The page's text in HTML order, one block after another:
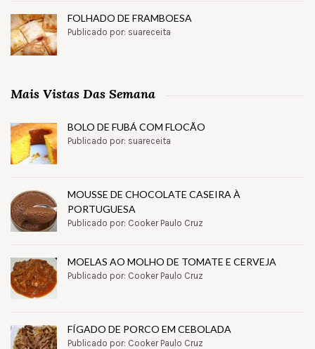
FOLHADO DE FRAMBOESA
Publicado por: suareceita
Mais Vistas Das Semana
BOLO DE FUBÁ COM FLOCÃO
Publicado por: suareceita
MOUSSE DE CHOCOLATE CASEIRA À
PORTUGUESA
Publicado por: Cooker Paulo Cruz
MOELAS AO MOLHO DE TOMATE E CERVEJA
Publicado por: Cooker Paulo Cruz
FÍGADO DE PORCO EM CEBOLADA
Publicado por: Cooker Paulo Cruz